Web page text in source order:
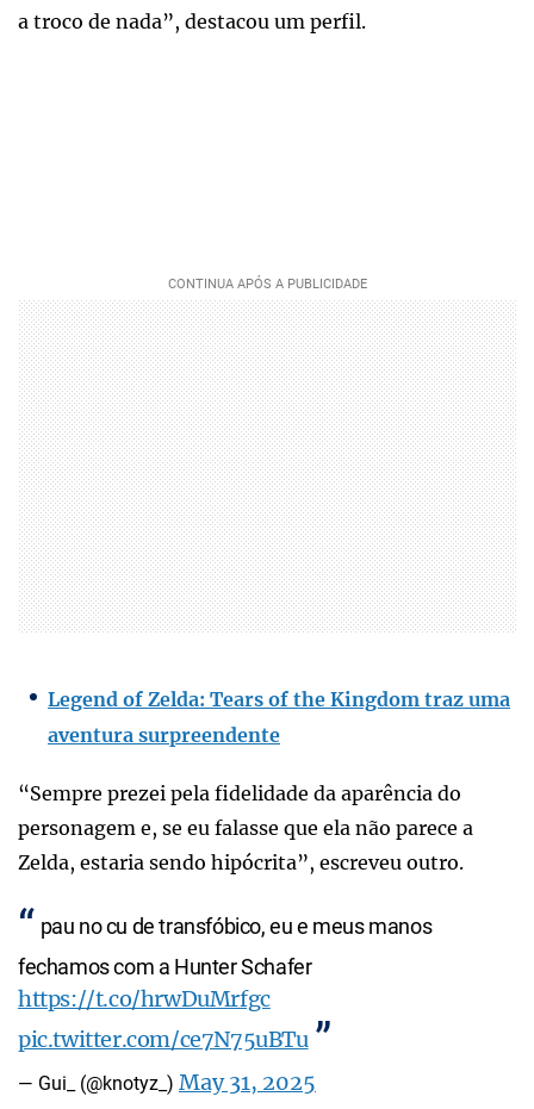
a troco de nada”, destacou um perfil.
Legend of Zelda: Tears of the Kingdom traz uma
aventura surpreendente
“Sempre prezei pela fidelidade da aparência do
personagem e, se eu falasse que ela não parece a
Zelda, estaria sendo hipócrita”, escreveu outro.
pau no cu de transfóbico, eu e meus manos
fechamos com a Hunter Schafer
https://t.co/hrwDuMrfgc
pic.twitter.com/ce7N75uBTu
— Gui_ (@knotyz_) May 31, 2025